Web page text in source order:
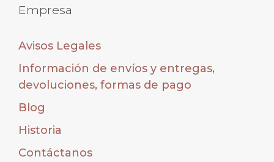
Empresa
Avisos Legales
Información de envíos y entregas,
devoluciones, formas de pago
Blog
Historia
Contáctanos